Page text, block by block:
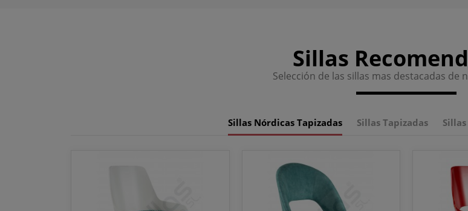
Sillas
Selección de las sillas mas destacadas de
Sillas Nórdicas Tapizadas Sillas Tapizadas